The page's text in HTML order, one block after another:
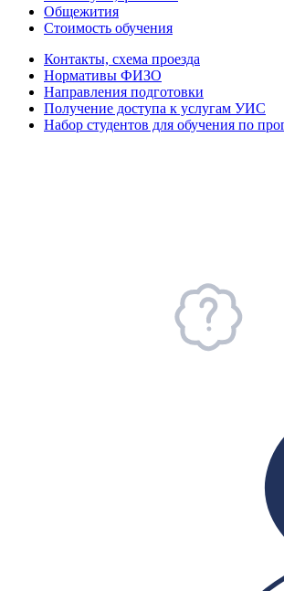
Общежития
Стоимость обучения
Контакты, схема проезда
Нормативы ФИЗО
Направления подготовки
Получение доступа к услугам УИС
Набор студентов для обучения по